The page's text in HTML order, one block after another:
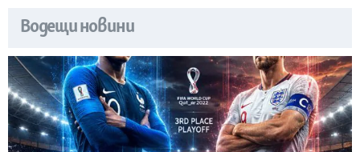
Водещи новини